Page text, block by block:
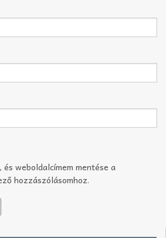
és weboldalcímem mentése a
hozzászólásomhoz.